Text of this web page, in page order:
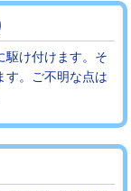
見積
駆け付けます。そ
す。ご不明な点は